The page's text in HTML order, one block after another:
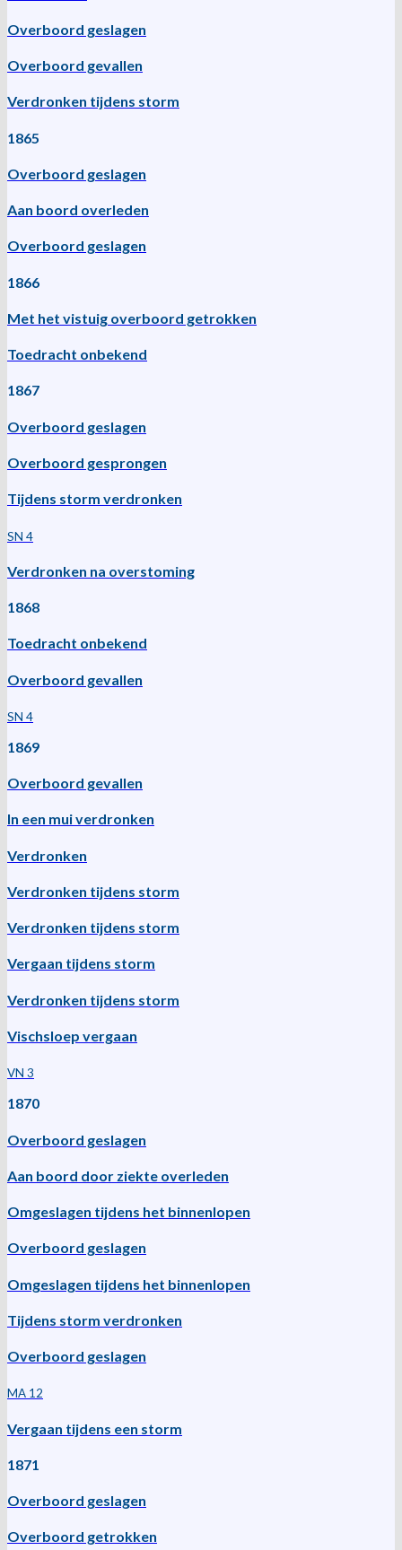
Overboord geslagen
Overboord gevallen
Verdronken tijdens storm
1865
Overboord geslagen
Aan boord overleden
Overboord geslagen
1866
Met het vistuig overboord getrokken
Toedracht onbekend
1867
Overboord geslagen
Overboord gesprongen
Tijdens storm verdronken
SN 4
Verdronken na overstoming
1868
Toedracht onbekend
Overboord gevallen
SN 4
1869
Overboord gevallen
In een mui verdronken
Verdronken
Verdronken tijdens storm
Verdronken tijdens storm
Vergaan tijdens storm
Verdronken tijdens storm
Vischsloep vergaan
VN 3
1870
Overboord geslagen
Aan boord door ziekte overleden
Omgeslagen tijdens het binnenlopen
Overboord geslagen
Omgeslagen tijdens het binnenlopen
Tijdens storm verdronken
Overboord geslagen
MA 12
Vergaan tijdens een storm
1871
Overboord geslagen
Overboord getrokken